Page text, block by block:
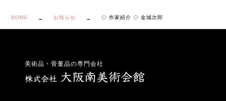
HOME お知らせ ◇ 作家紹介 ◇ 金城次郎
美術品・骨董品の専門会社